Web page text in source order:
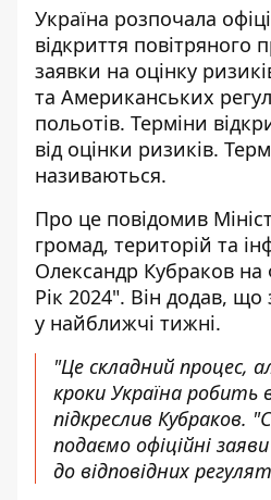
Україна розпочала
відкриття повітряного
заявки на оцінку
та Американських
польотів. Терміни
від оцінки ризиків.
називаються.
Про це повідомив
громад, територій та
Олександр Кубраков на
Рік 2024". Він додав, що
у найближчі тижні.
"Це складний процес,
кроки Україна робить
підкреслив Кубраков.
подаємо офіційні
до відповідних